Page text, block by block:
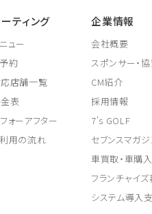
ティング
ュー
約
店舗一覧
表
ォーアフター
用の流れ
企業情報
会社概要
スポンサー・
CM紹介
採用情報
7's GOLF
セブンスマガジ
車買取・車購
フランチャイ
システム導入